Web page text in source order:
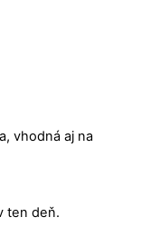
vhodná aj na
ten deň.